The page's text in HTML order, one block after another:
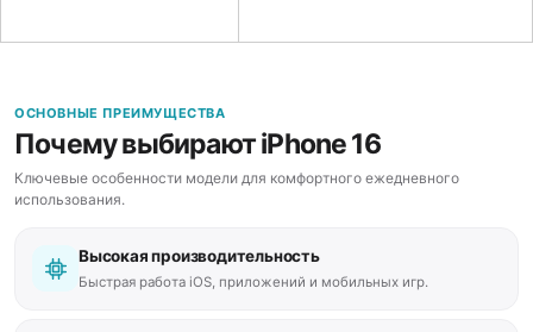
ОСНОВНЫЕ ПРЕИМУЩЕСТВА
Почему выбирают iPhone 16
Ключевые особенности модели для комфортного ежедневного
использования.
Высокая производительность
Быстрая работа iOS, приложений и мобильных игр.